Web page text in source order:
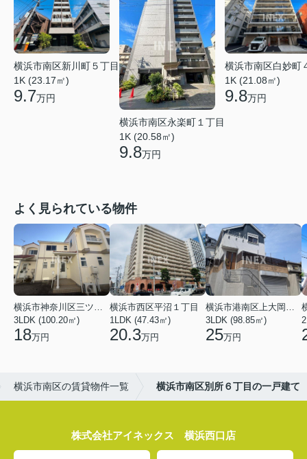
横浜市南区新川町５丁目
1K (23.17㎡)
9.7万円
横浜市南区永楽町１丁目
1K (20.58㎡)
9.8万円
横浜市南区白妙町
1K (21.08㎡)
9.8万円
よく見られている物件
横浜市神奈川区三ツ沢上町
3LDK (100.20㎡)
18万円
横浜市西区平沼１丁目
1LDK (47.43㎡)
20.3万円
横浜市港南区上大岡東２丁目
3LDK (98.85㎡)
25万円
横浜市南区の賃貸物件一覧 横浜市南区別所６丁目の一戸建て
株式会社アイネックス 横浜西口店